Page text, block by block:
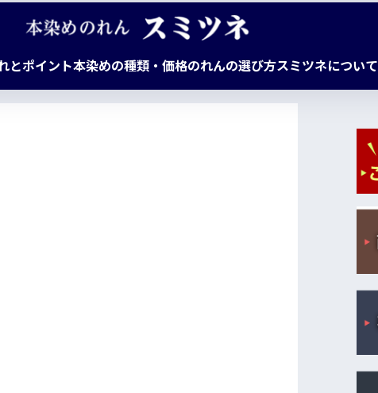
とポイント本染めの種類・価格のれんの選び方スミツネについて